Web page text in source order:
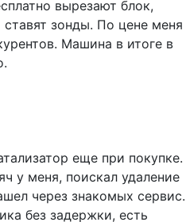
вырезают блок,
ставят зонды. По цене меня
Машина в итоге в
еще при покупке.
у меня, поискал удаление
через знакомых сервис.
без задержки, есть